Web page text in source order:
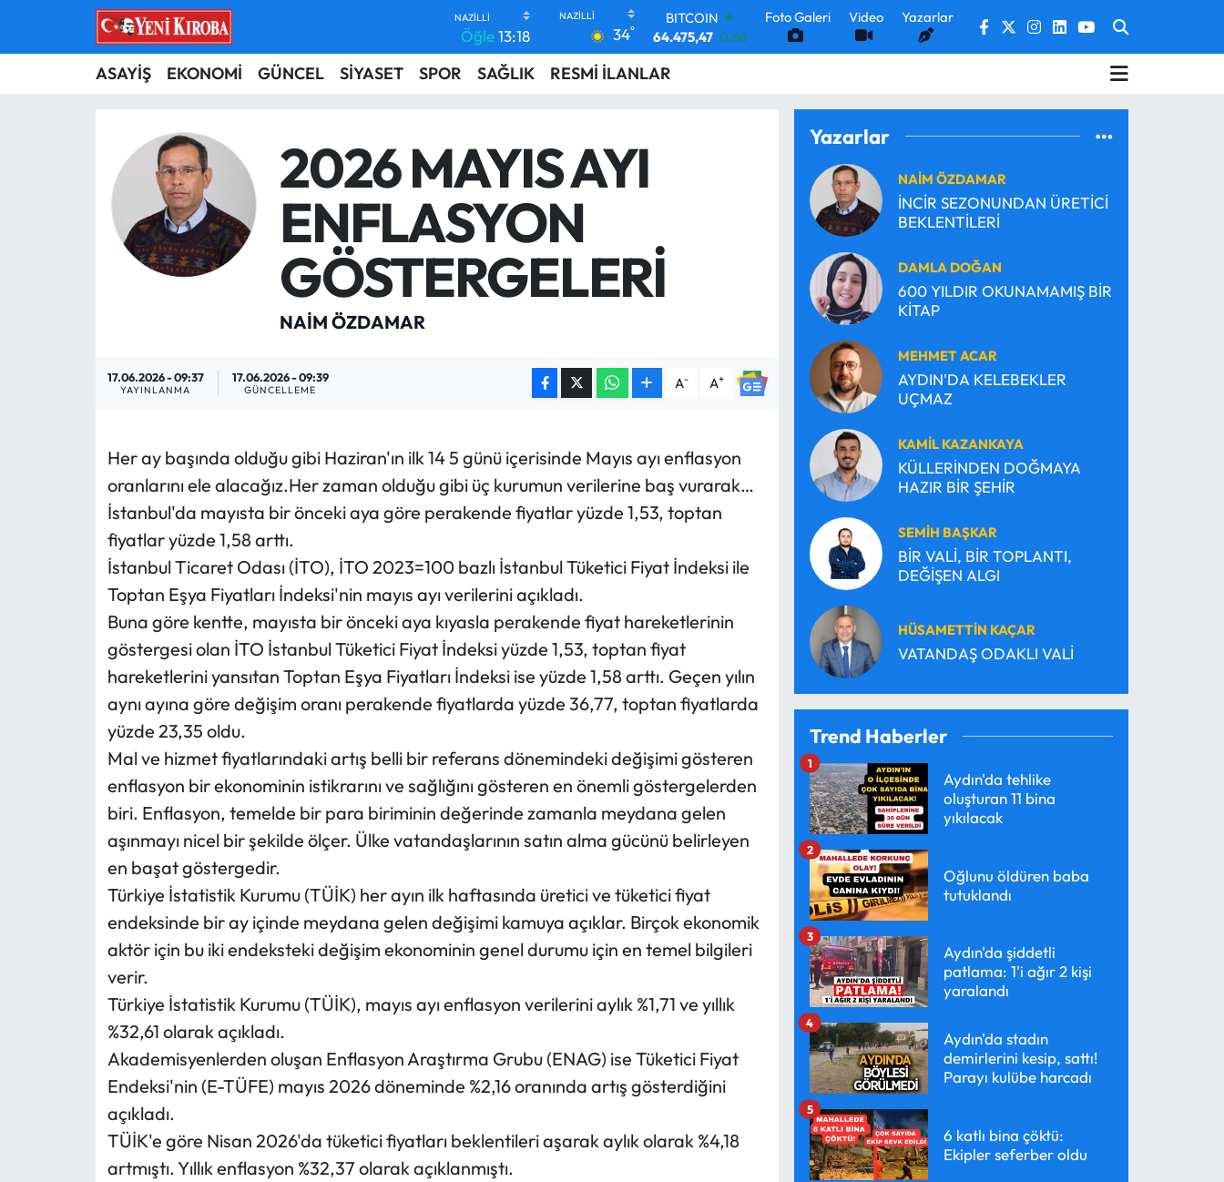
Öğle13:18 34°
BITCOIN
64.475,47 0.66
DOLAR
47,5986
Foto Galeri Video Yazarlar
ASAYİŞ EKONOMİ GÜNCEL SİYASET SPOR SAĞLIK RESMİ İLANLAR
2026 MAYIS AYI
ENFLASYON
GÖSTERGELERİ
NAİM ÖZDAMAR
17.06.2026 - 09:37
YAYINLANMA
17.06.2026 - 09:39
GÜNCELLEME A- A+
Her ay başında olduğu gibi Haziran'ın ilk 14 5 günü içerisinde Mayıs ayı enflasyon
oranlarını ele alacağız.Her zaman olduğu gibi üç kurumun verilerine baş vurarak…
İstanbul'da mayısta bir önceki aya göre perakende fiyatlar yüzde 1,53, toptan
fiyatlar yüzde 1,58 arttı.
İstanbul Ticaret Odası (İTO), İTO 2023=100 bazlı İstanbul Tüketici Fiyat İndeksi ile
Toptan Eşya Fiyatları İndeksi'nin mayıs ayı verilerini açıkladı.
Buna göre kentte, mayısta bir önceki aya kıyasla perakende fiyat hareketlerinin
göstergesi olan İTO İstanbul Tüketici Fiyat İndeksi yüzde 1,53, toptan fiyat
hareketlerini yansıtan Toptan Eşya Fiyatları İndeksi ise yüzde 1,58 arttı. Geçen yılın
aynı ayına göre değişim oranı perakende fiyatlarda yüzde 36,77, toptan fiyatlarda
yüzde 23,35 oldu.
Mal ve hizmet fiyatlarındaki artış belli bir referans dönemindeki değişimi gösteren
enflasyon bir ekonominin istikrarını ve sağlığını gösteren en önemli göstergelerden
biri. Enflasyon, temelde bir para biriminin değerinde zamanla meydana gelen
aşınmayı nicel bir şekilde ölçer. Ülke vatandaşlarının satın alma gücünü belirleyen
en başat göstergedir.
Türkiye İstatistik Kurumu (TÜİK) her ayın ilk haftasında üretici ve tüketici fiyat
endeksinde bir ay içinde meydana gelen değişimi kamuya açıklar. Birçok ekonomik
aktör için bu iki endeksteki değişim ekonominin genel durumu için en temel bilgileri
verir.
Türkiye İstatistik Kurumu (TÜİK), mayıs ayı enflasyon verilerini aylık %1,71 ve yıllık
%32,61 olarak açıkladı.
Akademisyenlerden oluşan Enflasyon Araştırma Grubu (ENAG) ise Tüketici Fiyat
Endeksi'nin (E-TÜFE) mayıs 2026 döneminde %2,16 oranında artış gösterdiğini
açıkladı.
TÜİK'e göre Nisan 2026'da tüketici fiyatları beklentileri aşarak aylık olarak %4,18
artmıştı. Yıllık enflasyon %32,37 olarak açıklanmıştı.
Yazarlar
NAİM ÖZDAMAR
İNCİR SEZONUNDAN ÜRETİCİ
BEKLENTİLERİ
DAMLA DOĞAN
600 YILDIR OKUNAMAMIŞ BİR
KİTAP
MEHMET ACAR
AYDIN'DA KELEBEKLER
UÇMAZ
KAMİL KAZANKAYA
KÜLLERİNDEN DOĞMAYA
HAZIR BİR ŞEHİR
SEMİH BAŞKAR
BİR VALİ, BİR TOPLANTI,
DEĞİŞEN ALGI
HÜSAMETTİN KAÇAR
VATANDAŞ ODAKLI VALİ
Trend Haberler
Aydın'da tehlike
oluşturan 11 bina
yıkılacak
1
Oğlunu öldüren baba
tutuklandı
2
Aydın'da şiddetli
patlama: 1'i ağır 2 kişi
yaralandı
3
Aydın'da stadın
demirlerini kesip, sattı!
Parayı kulübe harcadı
4
6 katlı bina çöktü:
Ekipler seferber oldu
5
ASAYİŞ
GÜNDEM
SİYASET
TURİZM
RESMİ İLANLAR
HABER İLAN
Aydın Nöbetçi Eczaneler
Aydin Namaz Vakitleri
Aydın Trafik Yoğunluk Haritası
Süper Lig Puan Durumu ve Fikstür
Haber Arşivi